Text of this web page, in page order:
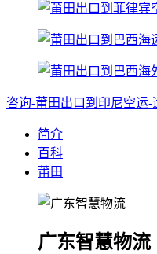
咨询-莆田出口到印尼空运-
简介
百科
莆田
广东智慧物流